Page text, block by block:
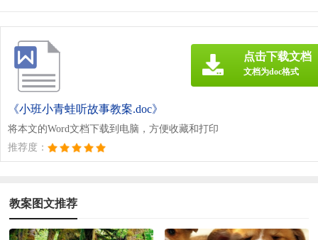
《小班小青蛙听故事教案.doc》
将本文的Word文档下载到电脑，方便收藏和打印
推荐度：
点击下载文档
文档为doc格式
教案图文推荐